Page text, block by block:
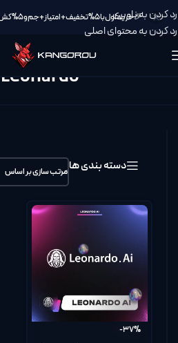
🎉خرید اول با 5% تخفیف + امتیاز + جم و 5% کش بک
رد کردن به ناوبری
رد کردن به محتوای اصلی
Leonardo
دسته بندی هامرتب سازی بر اساس
-37%